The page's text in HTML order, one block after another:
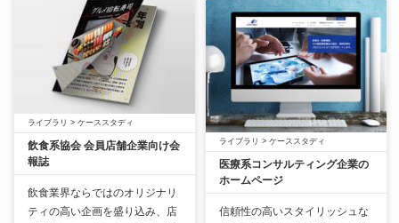
ライブラリ > ケーススタディ
飲食系協会 会員店舗企業向け会
報誌
飲食業界ならではのオリジナリ
ティの高い企画を盛り込み、店
ライブラリ > ケーススタディ
医療系コンサルティング企業の
ホームページ
信頼性の高いスタイリッシュな